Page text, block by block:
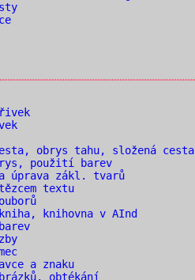
obrys tahu, složená cesta
použití barev
úprava zákl. tvarů
textu
knihovna v AInd
a znaku
obtékání